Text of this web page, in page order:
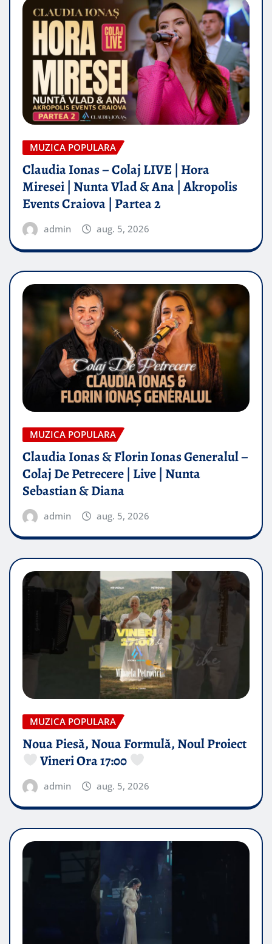
MUZICA POPULARA
Claudia Ionas – Colaj LIVE | Hora
Miresei | Nunta Vlad & Ana | Akropolis
Events Craiova | Partea 2
admin aug. 5, 2026
MUZICA POPULARA
Claudia Ionas & Florin Ionas Generalul –
Colaj De Petrecere | Live | Nunta
Sebastian & Diana
admin aug. 5, 2026
MUZICA POPULARA
Noua Piesă, Noua Formulă, Noul Proiect
Vineri Ora 17:00
admin aug. 5, 2026